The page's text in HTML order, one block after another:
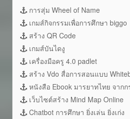
การสุ่ม Wheel of Name
เกมส์กิจกรรมเพื่อการศึกษา biggo
สร้าง QR Code
เกมส์บันไดงู
เครื่องมือครู 4.0 padlet
สร้าง Vdo สื่อการสอนแบบ
หนังสือ Ebook มารยาทไทย จาก
เว็บไซต์สร้าง Mind Map Online
Chatbot การศึกษา ยิ่งเล่น ยิ่งเก่ง